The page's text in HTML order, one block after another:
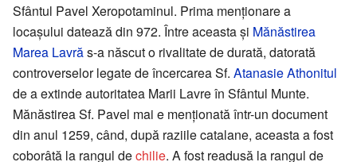
Sfântul Pavel Xeropotaminul. Prima menționare a
locașului datează din 972. Între aceasta şi Mănăstirea
Marea Lavrăs-a născut o rivalitate de durată, datorată
controverselor legate de încercarea Sf. Atanasie Athonitul
de a extinde autoritatea Marii Lavre în Sfântul Munte.
Mănăstirea Sf. Pavel mai e menționată într-un document
din anul 1259, când, după raziile catalane, aceasta a fost
coborâtă la rangul dechilie. A fost readusă la rangul de